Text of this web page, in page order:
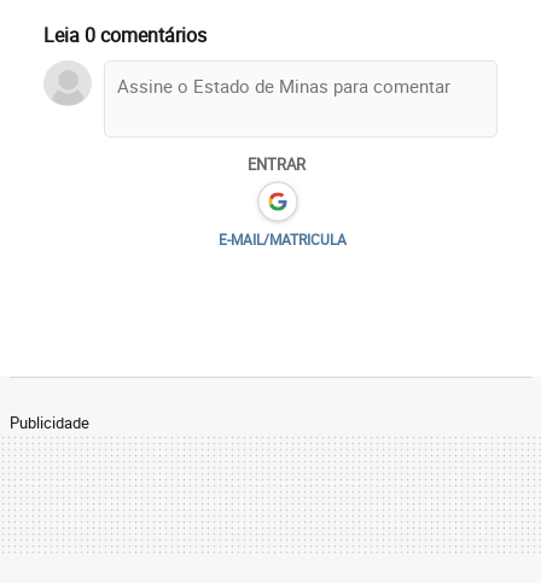
Leia 0 comentários
ENTRAR
E-MAIL/MATRICULA
Publicidade